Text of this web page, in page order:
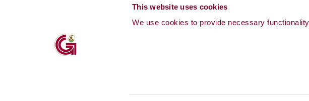
This website uses cookies
We use cookies to provide necessary
Fón: +353 91 536400
Ceisteanna ó na Meáin Chumarsáide: